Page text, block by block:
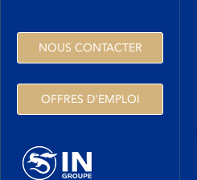
NOUS CONTACTER
OFFRES D'EMPLOI